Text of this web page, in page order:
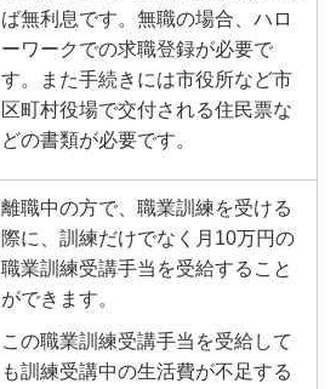
ば無利息です。無職の場合、ハロ
ーワークでの求職登録が必要で
す。また手続きには市役所など市
区町村役場で交付される住民票な
どの書類が必要です。
離職中の方で、職業訓練を受ける
際に、訓練だけでなく月10万円の
職業訓練受講手当を受給すること
ができます。
この職業訓練受講手当を受給して
も訓練受講中の生活費が不足する